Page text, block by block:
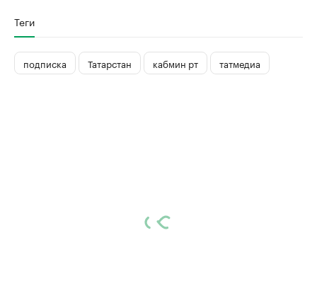
Теги
подписка Татарстан кабмин рт татмедиа